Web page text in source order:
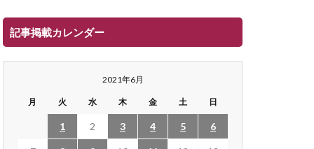
記事掲載カレンダー
2021年6月
月 火 水 木 金 土 日
1 2 3 4 5 6